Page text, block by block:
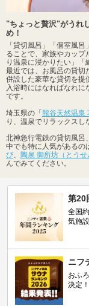
"ちょっと贅沢"がうれ
め！
「貸切風呂」「個室風
ることで、家族やカップ
り温泉に浸かりたい」「
最近では、お風呂の貸切
併設した豪華な貸切を提
入浴時にはなればなれ
です。
埼玉県の「熊谷天然温泉
り、温泉でリラックスし
北神急行電鉄の貸切風呂
中でも特に人気があるの
び
陶泉 御所坊（とう
んでみてください。
第20
全国
気施
ニフ
おふ
決定！